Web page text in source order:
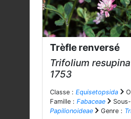
Trèfle renversé
Trifolium
1753
Classe : Equisetopsida
Famille : Fabaceae
Papilionoideae
Genre :